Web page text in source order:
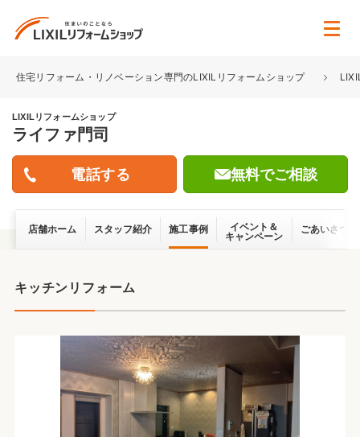
住宅リフォーム・リノベーション専門のLIXILリフォームショップ
LIXILリフォームショップ
ライファ門司
無料でご相談
店舗ホーム スタッフ紹介 施工事例
イベント＆
キャンペーン
ごあいさつ
キッチンリフォーム